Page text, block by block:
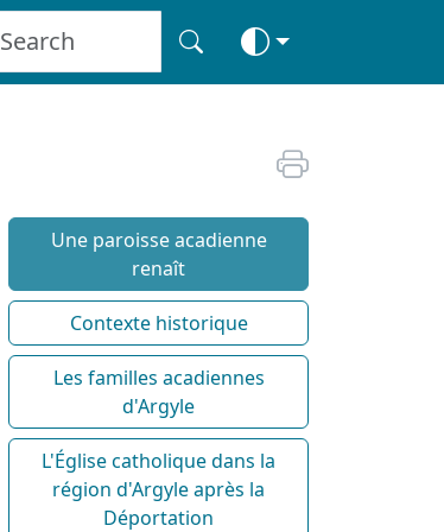
Une paroisse acadienne
renaît
Contexte historique
Les familles acadiennes
d'Argyle
L'Église catholique dans la
région d'Argyle après la
Déportation